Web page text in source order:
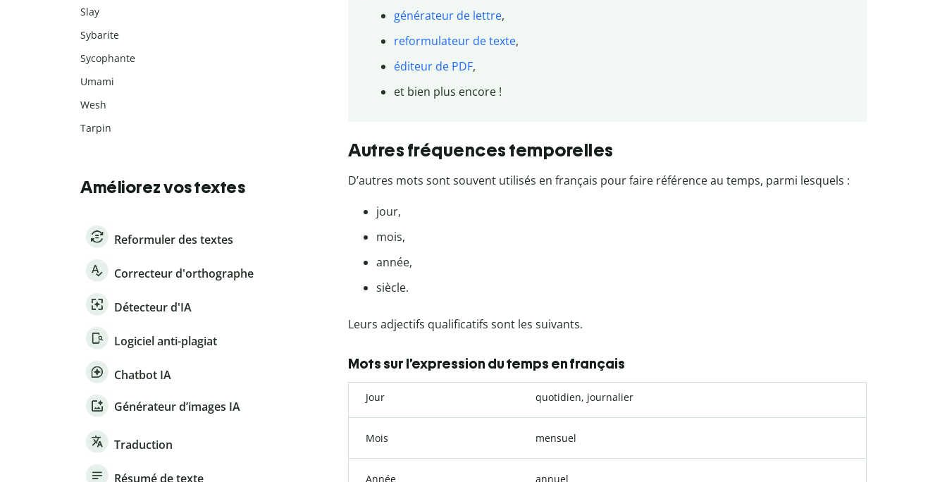
générateur de lettre,
reformulateur de texte,
éditeur de PDF,
et bien plus encore !
Autres fréquences temporelles
D’autres mots sont souvent utilisés en français pour faire référence au temps, parmi lesquels :
jour,
mois,
année,
siècle.
Leurs adjectifs qualificatifs sont les suivants.
Mots sur l’expression du temps en français
Jour quotidien, journalier
Mois mensuel
Année annuel
Slay
Sybarite
Sycophante
Umami
Wesh
Tarpin
Améliorez vos textes
Reformuler des textes
Correcteur d'orthographe
Détecteur d'IA
Logiciel anti-plagiat
Chatbot IA
Générateur d’images IA
Traduction
Résumé de texte